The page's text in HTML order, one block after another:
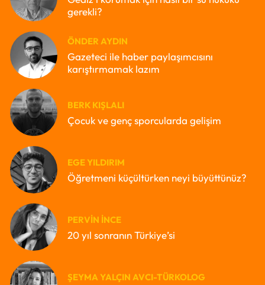
gerekli?
ÖNDER AYDIN
Gazeteci ile haber paylaşımcısını
karıştırmamak lazım
BERK KIŞLALI
Çocuk ve genç sporcularda gelişim
EGE YILDIRIM
Öğretmeni küçültürken neyi büyüttünüz?
PERVIN İNCE
20 yıl sonranın Türkiye’si
ŞEYMA YALÇIN AVCI-TÜRKOLOG